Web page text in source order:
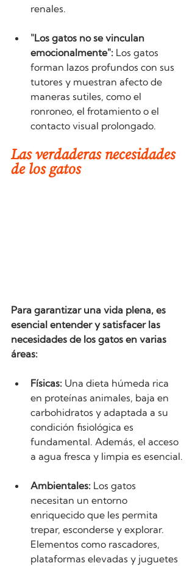
renales.
"Los gatos no se vinculan
emocionalmente": Los gatos
forman lazos profundos con sus
tutores y muestran afecto de
maneras sutiles, como el
ronroneo, el frotamiento o el
contacto visual prolongado.
Las verdaderas necesidades
de los gatos
Para garantizar una vida plena, es
esencial entender y satisfacer las
necesidades de los gatos en varias
áreas:
Físicas: Una dieta húmeda rica
en proteínas animales, baja en
carbohidratos y adaptada a su
condición fisiológica es
fundamental. Además, el acceso
a agua fresca y limpia es esencial.
Ambientales: Los gatos
necesitan un entorno
enriquecido que les permita
trepar, esconderse y explorar.
Elementos como rascadores,
plataformas elevadas y juguetes